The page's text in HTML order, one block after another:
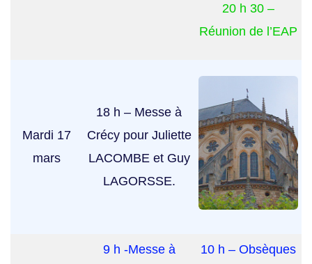
20 h 30 –
Réunion de l’EAP
Mardi 17
mars
18 h – Messe à
Crécy pour Juliette
LACOMBE et Guy
LAGORSSE.
9 h -Messe à
10 h – Obsèques